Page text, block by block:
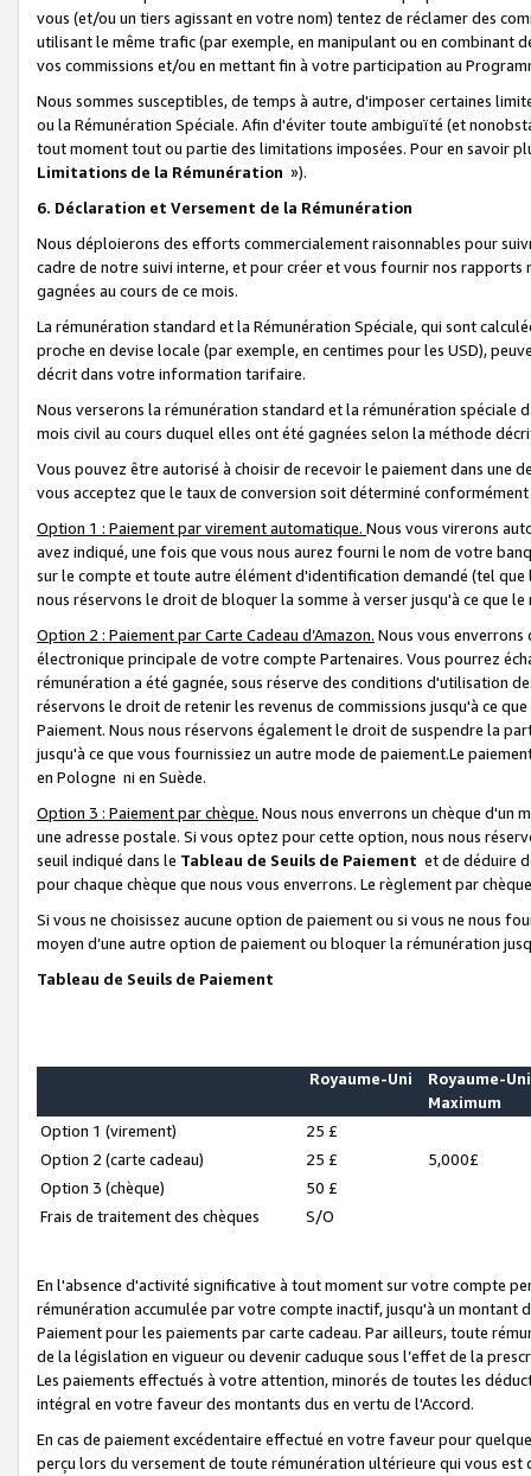
vous (et/ou un tiers agissant en votre nom) tentez de réclamer des
utilisant le même trafic (par exemple, en manipulant ou en combinant
vos commissions et/ou en mettant fin à votre participation au
Nous sommes susceptibles, de temps à autre, d'imposer certaines
ou la Rémunération Spéciale. Afin d'éviter toute ambiguïté (et
tout moment tout ou partie des limitations imposées. Pour en savoir
Limitations de la Rémunération »).
6. Déclaration et Versement de la Rémunération
Nous déploierons des efforts commercialement raisonnables pour
cadre de notre suivi interne, et pour créer et vous fournir nos
gagnées au cours de ce mois.
La rémunération standard et la Rémunération Spéciale, qui sont
proche en devise locale (par exemple, en centimes pour les USD),
décrit dans votre information tarifaire.
Nous verserons la rémunération standard et la rémunération spéciale
mois civil au cours duquel elles ont été gagnées selon la méthode
Vous pouvez être autorisé à choisir de recevoir le paiement dans une
vous acceptez que le taux de conversion soit déterminé
Option 1 : Paiement par virement automatique. Nous vous virerons
avez indiqué, une fois que vous nous aurez fourni le nom de votre
sur le compte et toute autre élément d'identification demandé (tel que
nous réservons le droit de bloquer la somme à verser jusqu'à ce que
Option 2 : Paiement par Carte Cadeau d’Amazon. Nous vous
électronique principale de votre compte Partenaires. Vous pourrez
rémunération a été gagnée, sous réserve des conditions d'utilisation
réservons le droit de retenir les revenus de commissions jusqu'à ce
Paiement. Nous nous réservons également le droit de suspendre la
jusqu'à ce que vous fournissiez un autre mode de paiement.Le
en Pologne ni en Suède.
Option 3 : Paiement par chèque. Nous nous enverrons un chèque d'un
une adresse postale. Si vous optez pour cette option, nous nous
seuil indiqué dans le Tableau de Seuils de Paiement et de déduire
pour chaque chèque que nous vous enverrons. Le règlement par
Si vous ne choisissez aucune option de paiement ou si vous ne nous
moyen d’une autre option de paiement ou bloquer la rémunération
Tableau de Seuils de Paiement
Royaume-Uni
Royaume-Uni
Maximum
Option 1 (virement)
25 £
Option 2 (carte cadeau)
25 £
5,000£
Option 3 (chèque)
50 £
Frais de traitement des chèques
S/O
En l'absence d'activité significative à tout moment sur votre compte
rémunération accumulée par votre compte inactif, jusqu'à un montant
Paiement pour les paiements par carte cadeau. Par ailleurs, toute
de la législation en vigueur ou devenir caduque sous l’effet de la
Les paiements effectués à votre attention, minorés de toutes les
intégral en votre faveur des montants dus en vertu de l'Accord.
En cas de paiement excédentaire effectué en votre faveur pour
perçu lors du versement de toute rémunération ultérieure qui vous est